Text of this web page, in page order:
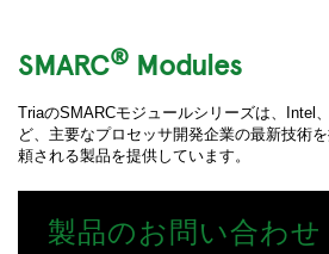
SMARC® Modules
TriaのSMARCモジュールシリーズは、Intel
ど、主要なプロセッサ開発企業の最新技術
頼される製品を提供しています。
製品のお問い合わせ